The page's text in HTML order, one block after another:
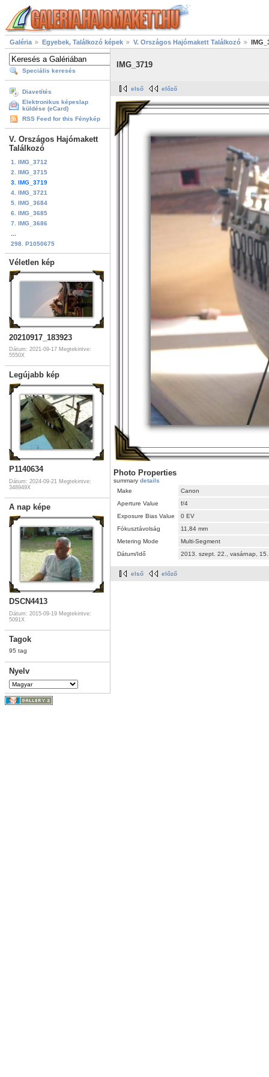
Galéria Egyebek, Találkozó képek V. Országos Hajómakett Találkozó
Speciális keresés
Diavetítés
Elektronikus képeslap
küldése (eCard)
RSS Feed for this Fénykép
V. Országos Hajómakett
Találkozó
1. IMG_3712
2. IMG_3715
3. IMG_3719
4. IMG_3721
5. IMG_3684
6. IMG_3685
7. IMG_3686
298. P1050675
Véletlen kép
20210917_183923
Dátum: 2021-09-17 Megtekintve:
5550X
Legújabb kép
P1140634
Dátum: 2024-09-21 Megtekintve:
348949X
A nap képe
DSCN4413
Dátum: 2015-09-19 Megtekintve:
5091X
Tagok
95 tag
Nyelv
IMG_3719
első előző
Photo Properties
summary details
Make
Canon
Aperture Value
f/4
Exposure Bias Value
0 EV
Fókusztávolság
11,84 mm
Metering Mode
Multi-Segment
Dátum/Idő
2013. szept. 22., vasárnap,
első előző